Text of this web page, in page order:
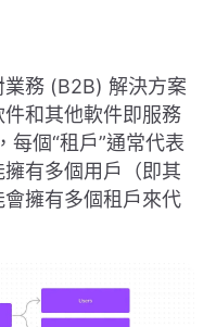
務 (B2B) 解決方案
和其他軟件即服務
每個“租戶”通常代表
有多個用戶（即其
擁有多個租戶來代